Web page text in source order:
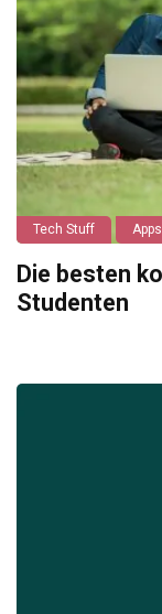
Tech Stuff Apps
Die besten
Studenten